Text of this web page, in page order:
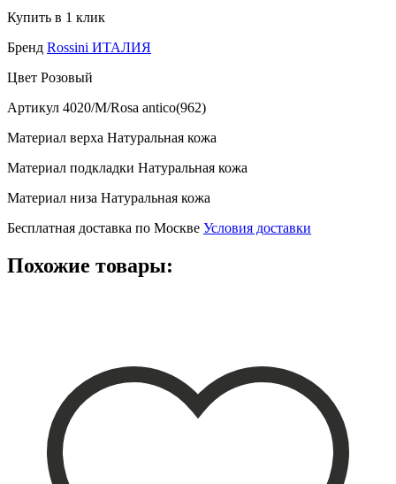
Купить в 1 клик
Бренд Rossini ИТАЛИЯ
Цвет Розовый
Артикул 4020/M/Rosa antico(962)
Материал верха Натуральная кожа
Материал подкладки Натуральная кожа
Материал низа Натуральная кожа
Бесплатная доставка по Москве Условия доставки
Похожие товары: